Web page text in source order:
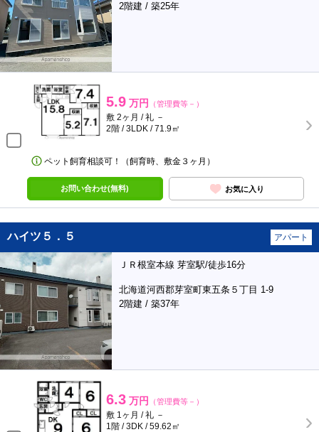
2階建 / 築25年
5.9 万円 （管理費等－）
敷 2ヶ月 / 礼 －
2階 / 3LDK / 71.9㎡
ペット飼育相談可！（飼育時、敷金３ヶ月）
お問い合わせ(無料) お気に入り
ハイツ５．５ アパート
ＪＲ根室本線 芽室駅/徒歩16分
北海道河西郡芽室町東五条５丁目 1-9
2階建 / 築37年
6.3 万円 （管理費等－）
敷 1ヶ月 / 礼 －
1階 / 3DK / 59.62㎡